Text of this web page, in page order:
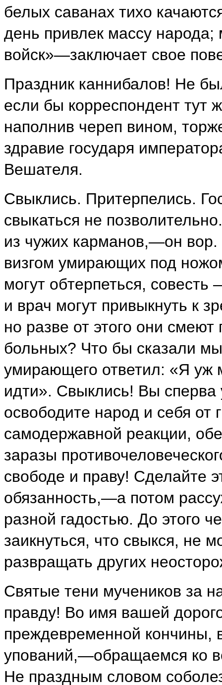
белых саванах тихо
день привлек массу
войск»—заключает свое
Праздник каннибалов! Не
если бы корреспондент тут
наполнив череп вином,
здравие государя
Вешателя.
Свыклись. Притерпелись.
свыкаться не
из чужих карманов,—он вор.
визгом умирающих под
могут обтерпеться,
и врач могут привыкнуть к
но разве от этого они смеют
больных? Что бы сказали
умирающего ответил: «Я уж
идти». Свыклись! Вы сперва
освободите народ и себя
самодержавной реакции,
заразы
свободе и праву! Сделайте
обязанность,—а потом
разной гадостью. До этого
заикнуться, что свыкся, не
развращать других
Святые тени мучеников за
правду! Во имя вашей
преждевременной кончины,
упований,—обращаемся ко
Не праздным словом